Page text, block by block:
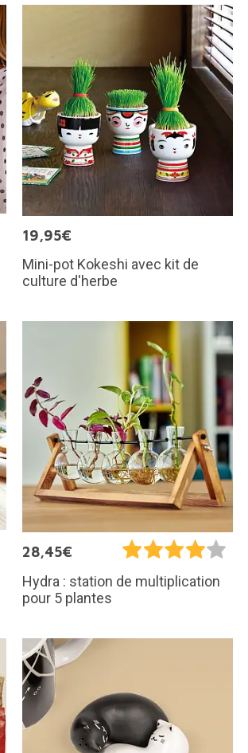
19,95€
Mini-pot Kokeshi avec kit de
culture d'herbe
28,45€
Hydra : station de multiplication
pour 5 plantes